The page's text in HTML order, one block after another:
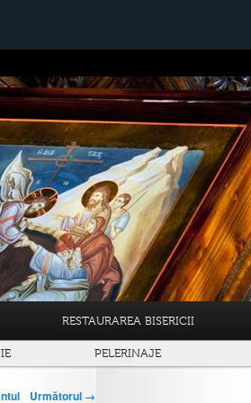
RESTAURAREA BISERICII
PELERINAJE
Următorul →